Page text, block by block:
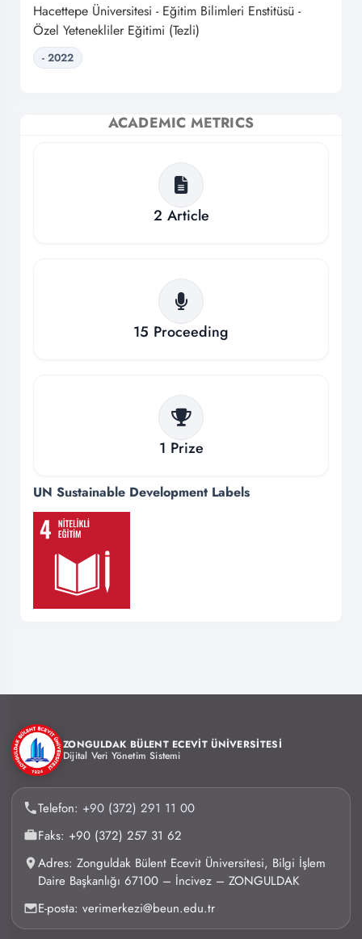
Hacettepe Üniversitesi - Eğitim Bilimleri Enstitüsü -
Özel Yetenekliler Eğitimi (Tezli)
- 2022
ACADEMIC METRICS
2 Article
15 Proceeding
1 Prize
UN Sustainable Development Labels
ZONGULDAK BÜLENT ECEVİT ÜNİVERSİTESİ
Dijital Veri Yönetim Sistemi
Telefon: +90 (372) 291 11 00
Faks: +90 (372) 257 31 62
Adres: Zonguldak Bülent Ecevit Üniversitesi, Bilgi İşlem
Daire Başkanlığı 67100 – İncivez – ZONGULDAK
E-posta: verimerkezi@beun.edu.tr